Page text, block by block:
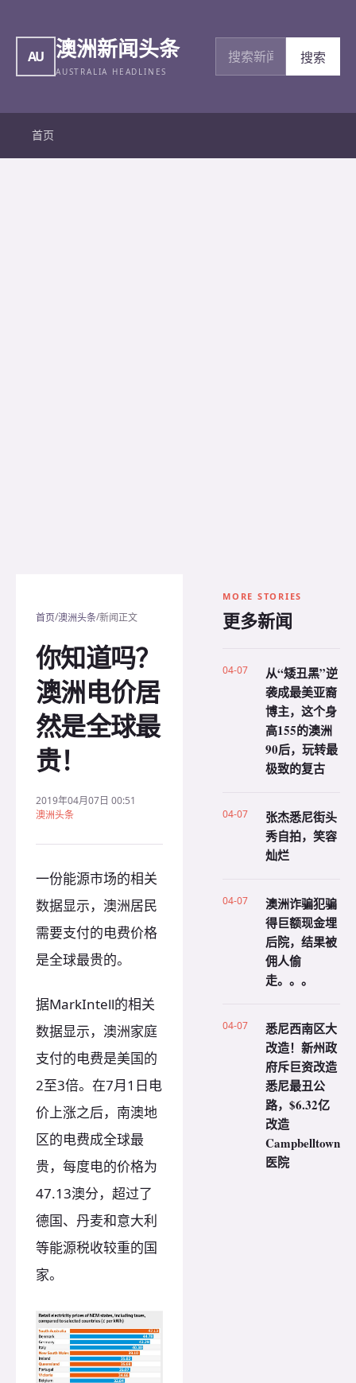
AU 澳洲新闻头条
AUSTRALIA HEADLINES
搜索新闻
搜索
首页
首页/澳洲头条/新闻正文
你知道吗？
澳洲电价居
然是全球最
贵！
2019年04月07日 00:51
澳洲头条
一份能源市场的相关
数据显示，澳洲居民
需要支付的电费价格
是全球最贵的。
据MarkIntell的相关
数据显示，澳洲家庭
支付的电费是美国的
2至3倍。在7月1日电
价上涨之后，南澳地
区的电费成全球最
贵，每度电的价格为
47.13澳分，超过了
德国、丹麦和意大利
等能源税收较重的国
家。
MORE STORIES
更多新闻
04-07
从“矮丑黑”逆
袭成最美亚裔
博主，这个身
高155的澳洲
90后，玩转最
极致的复古
04-07
张杰悉尼街头
秀自拍，笑容
灿烂
04-07
澳洲诈骗犯骗
得巨额现金埋
后院，结果被
佣人偷
走。。。
04-07
悉尼西南区大
改造！新州政
府斥巨资改造
悉尼最丑公
路，$6.32亿
改造
Campbelltown
医院